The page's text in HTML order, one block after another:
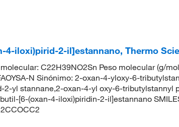
4-iloxi)pirid-2-il]estannano, Thermo
C22H39NO2Sn Peso molecular (g/
N Sinónimo: 2-oxan-4-yloxy-6-
2-yl stannane,2-oxan-4-yl oxy-6-tributylstannyl
[6-(oxan-4-iloxi)piridin-2-il]estannano